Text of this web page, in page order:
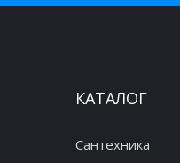
КАТАЛОГ
Сантехника